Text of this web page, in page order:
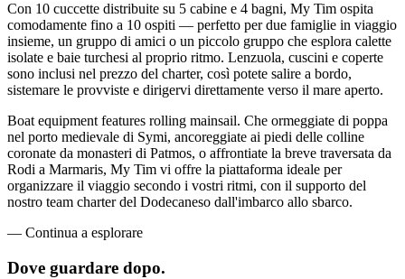
Con 10 cuccette distribuite su 5 cabine e 4 bagni, My Tim ospita
comodamente fino a 10 ospiti — perfetto per due famiglie in viaggio
insieme, un gruppo di amici o un piccolo gruppo che esplora calette
isolate e baie turchesi al proprio ritmo. Lenzuola, cuscini e coperte
sono inclusi nel prezzo del charter, così potete salire a bordo,
sistemare le provviste e dirigervi direttamente verso il mare aperto.
Boat equipment features rolling mainsail. Che ormeggiate di poppa
nel porto medievale di Symi, ancoreggiate ai piedi delle colline
coronate da monasteri di Patmos, o affrontiate la breve traversata da
Rodi a Marmaris, My Tim vi offre la piattaforma ideale per
organizzare il viaggio secondo i vostri ritmi, con il supporto del
nostro team charter del Dodecaneso dall'imbarco allo sbarco.
— Continua a esplorare
Dove guardare dopo.